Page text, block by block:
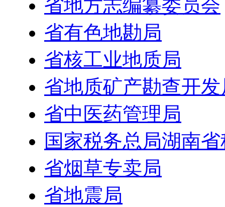
省地方志编纂委员会
省有色地勘局
省核工业地质局
省地质矿产勘查开发
省中医药管理局
国家税务总局湖南
省烟草专卖局
省地震局